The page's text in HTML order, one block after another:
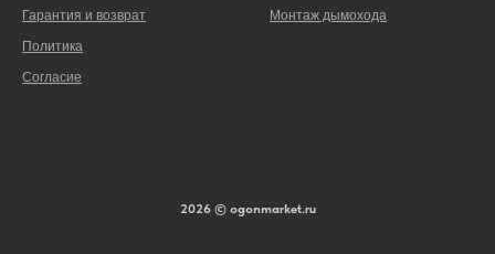
Гарантия и возврат
Политика
Согласие
Монтаж дымохода
2026 © ogonmarket.ru